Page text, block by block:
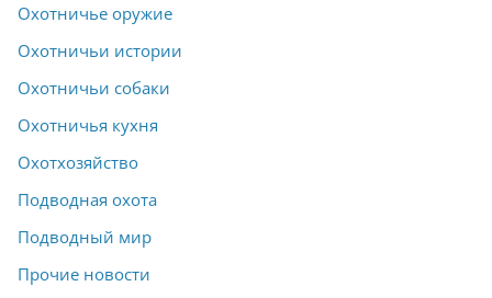
Охотничье оружие
Охотничьи истории
Охотничьи собаки
Охотничья кухня
Охотхозяйство
Подводная охота
Подводный мир
Прочие новости